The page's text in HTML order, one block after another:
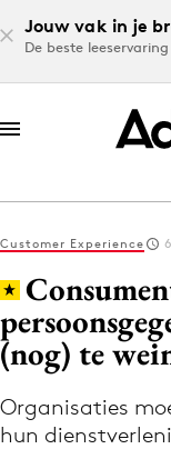
Jouw vak in je
De beste
Log in
Volg het
Customer Experience
(nog) te
Organisaties
hun